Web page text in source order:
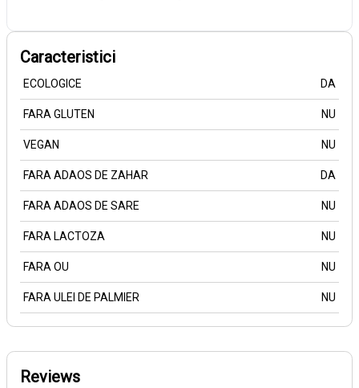
Caracteristici
ECOLOGICE DA
FARA GLUTEN NU
VEGAN NU
FARA ADAOS DE ZAHAR DA
FARA ADAOS DE SARE NU
FARA LACTOZA NU
FARA OU NU
FARA ULEI DE PALMIER NU
Reviews